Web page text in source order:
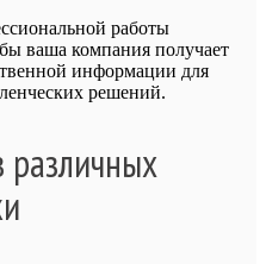
работы
ваша компания получает
информации для
решений.